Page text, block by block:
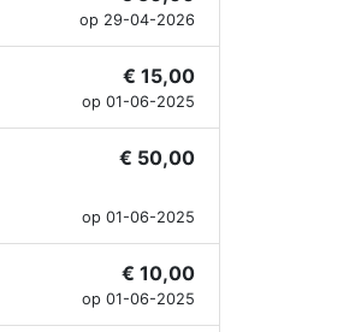
op 29-04-2026
€ 15,00
op 01-06-2025
€ 50,00
op 01-06-2025
€ 10,00
op 01-06-2025